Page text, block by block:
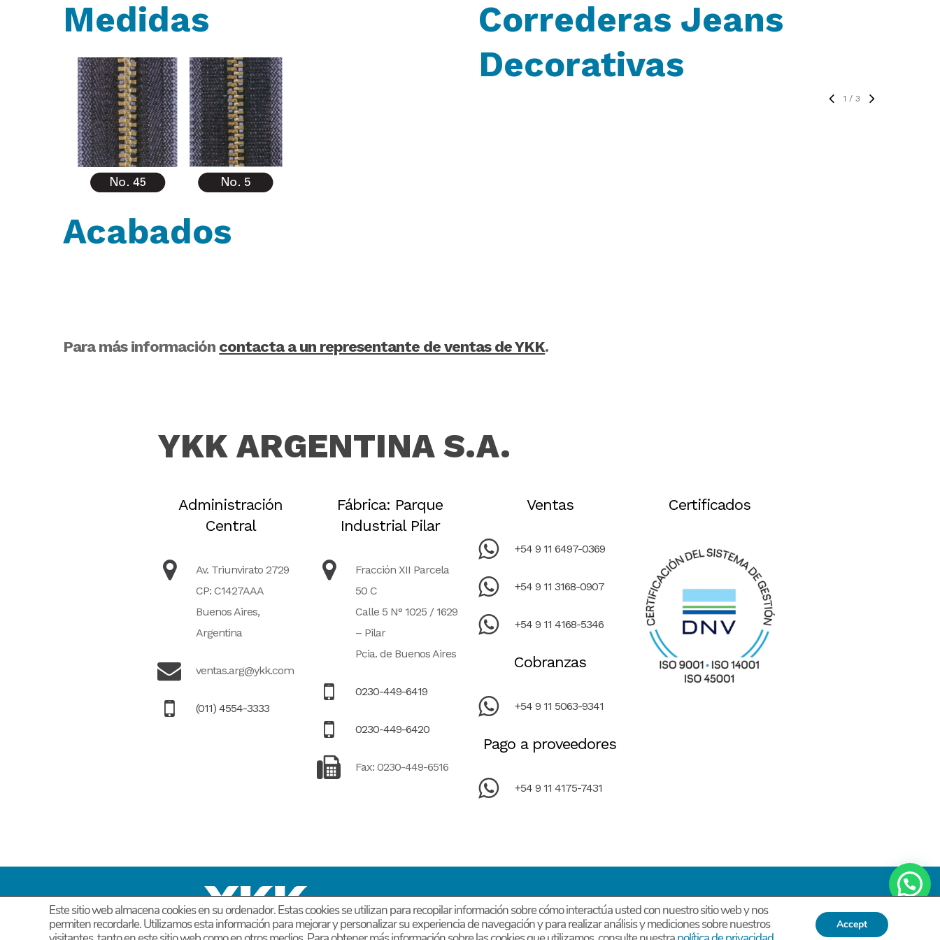
Medidas
Acabados
Correderas Jeans
Decorativas
1 / 3
Para más información contacta a un representante de ventas de YKK.
YKK ARGENTINA S.A.
Administración
Central
Av. Triunvirato 2729
CP: C1427AAA
Buenos Aires,
Argentina
ventas.arg@ykk.com
(011) 4554-3333
Fábrica: Parque
Industrial Pilar
Fracción XII Parcela
50 C
Calle 5 N° 1025 / 1629
– Pilar
Pcia. de Buenos Aires
0230-449-6419
0230-449-6420
Fax: 0230-449-6516
Ventas
+54 9 11 6497-0369
+54 9 11 3168-0907
+54 9 11 4168-5346
Cobranzas
+54 9 11 5063-9341
Pago a proveedores
+54 9 11 4175-7431
Certificados
Diseño página Web PERSONALIZADA – by Estudio DMG -Grupo Estratégico Deimon
Este sitio web almacena cookies en su ordenador. Estas cookies se utilizan para recopilar información sobre cómo interactúa usted con nuestro sitio web y nos
permiten recordarle. Utilizamos esta información para mejorar y personalizar su experiencia de navegación y para realizar análisis y mediciones sobre nuestros
Accept